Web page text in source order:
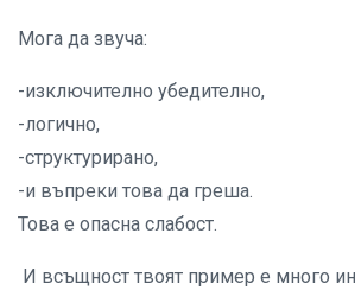
Мога да звуча:
-изключително убедително,
-логично,
-структурирано,
-и въпреки това да греша.
Това е опасна слабост.
И всъщност твоят пример е много